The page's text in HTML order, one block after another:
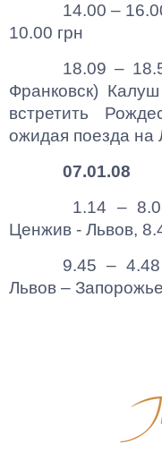
14.00 –
10.00 грн
18.09 –
Франковск)
встретить
ожидая поезда на
07.01.08
1.14 –
Ценжив - Львов,
9.45 –
Львов –